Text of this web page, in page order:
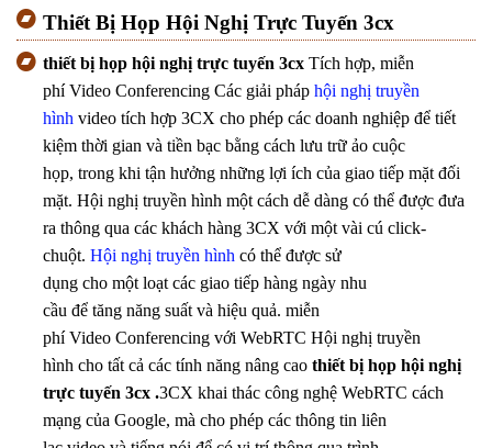
Thiết Bị Họp Hội Nghị Trực Tuyến 3cx
thiết bị họp hội nghị trực tuyến 3cx Tích hợp, miễn
phí Video Conferencing Các giải pháp hội nghị truyền
hình video tích hợp 3CX cho phép các doanh nghiệp để tiết
kiệm thời gian và tiền bạc bằng cách lưu trữ ảo cuộc
họp, trong khi tận hưởng những lợi ích của giao tiếp mặt đối
mặt. Hội nghị truyền hình một cách dễ dàng có thể được đưa
ra thông qua các khách hàng 3CX với một vài cú click-
chuột. Hội nghị truyền hình có thể được sử
dụng cho một loạt các giao tiếp hàng ngày nhu
cầu để tăng năng suất và hiệu quả. miễn
phí Video Conferencing với WebRTC Hội nghị truyền
hình cho tất cả các tính năng nâng cao thiết bị họp hội nghị
trực tuyến 3cx .3CX khai thác công nghệ WebRTC cách
mạng của Google, mà cho phép các thông tin liên